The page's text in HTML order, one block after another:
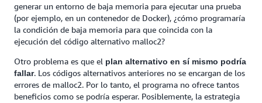
generar un entorno de baja memoria para ejecutar una prueba
(por ejemplo, en un contenedor de Docker), ¿cómo programaría
la condición de baja memoria para que coincida con la
ejecución del código alternativo malloc2?
Otro problema es que el plan alternativo en sí mismo podría
fallar. Los códigos alternativos anteriores no se encargan de los
errores de malloc2. Por lo tanto, el programa no ofrece tantos
beneficios como se podría esperar. Posiblemente, la estrategia